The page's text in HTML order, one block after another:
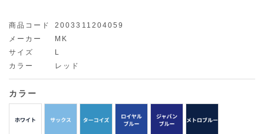
商品コード
2003311204059
メーカー
MK
サイズ
L
カラー
レッド
カラー